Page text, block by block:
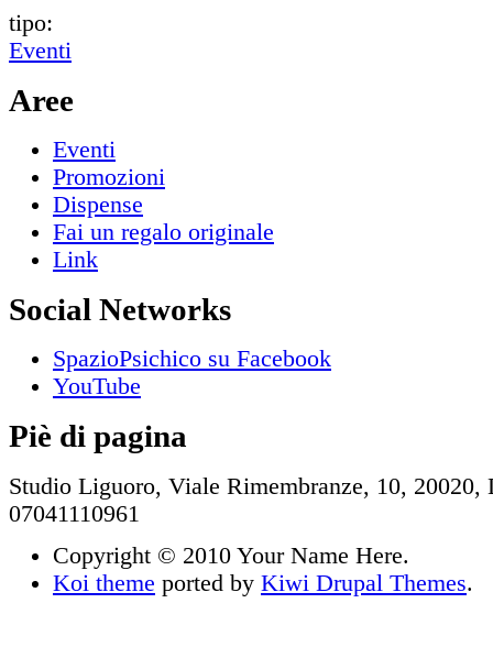
tipo:
Eventi
Aree
Eventi
Promozioni
Dispense
Fai un regalo originale
Link
Social Networks
SpazioPsichico su Facebook
YouTube
Piè di pagina
Studio Liguoro, Viale Rimembranze, 10,
07041110961
Copyright © 2010 Your Name Here.
Koi theme ported by Kiwi Drupal Themes.